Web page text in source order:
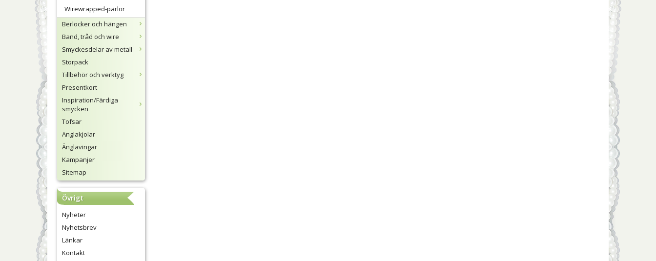
Wirewrapped-pärlor
Berlocker och hängen
Band, tråd och wire
Smyckesdelar av metall
Storpack
Tillbehör och verktyg
Presentkort
Inspiration/Färdiga
smycken
Tofsar
Änglakjolar
Änglavingar
Kampanjer
Sitemap
Övrigt
Nyheter
Nyhetsbrev
Länkar
Kontakt